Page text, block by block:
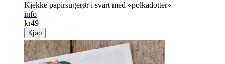
Kjekke papirsugerør i svart med «polkadotter»
info
kr49
Kjøp